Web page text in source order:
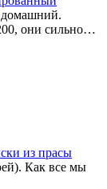
они сильно…
из прасы
Как все мы